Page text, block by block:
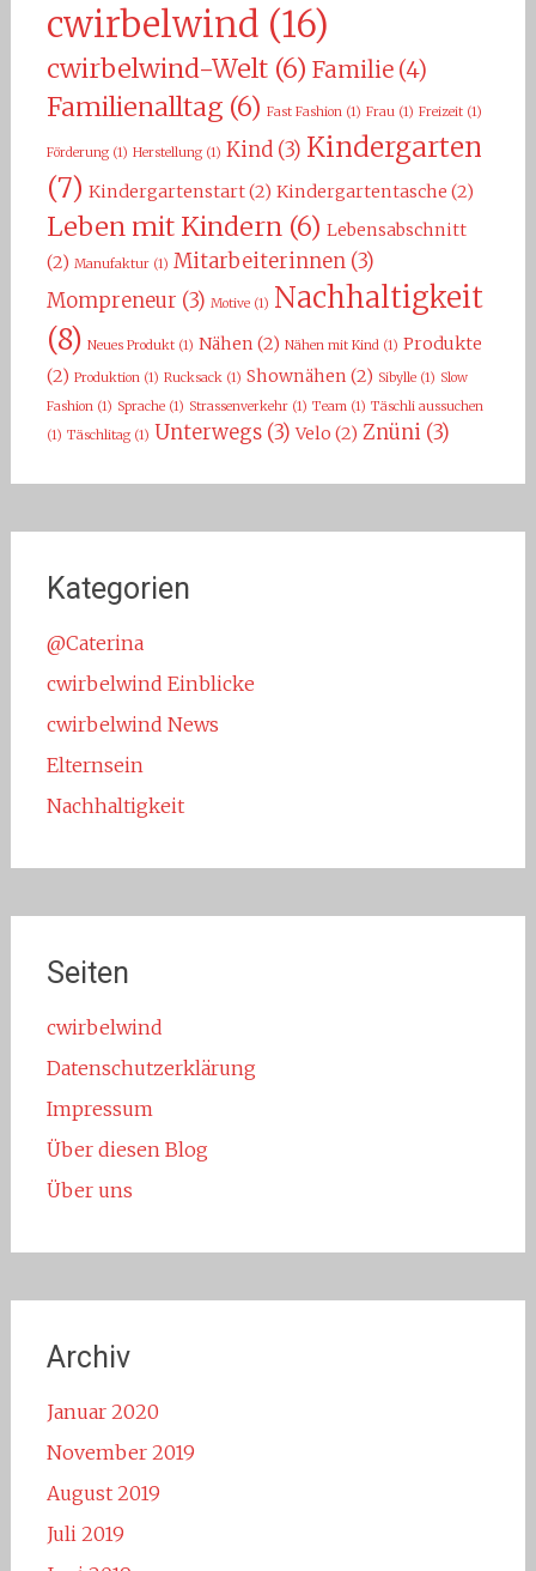
cwirbelwind (16)
cwirbelwind-Welt(6) Familie(4)
Familienalltag(6) Fast Fashion(1) Frau(1) Freizeit(1)
Förderung(1) Herstellung(1) Kind(3) Kindergarten
(7) Kindergartenstart(2) Kindergartentasche (2)
Leben mit Kindern(6) Lebensabschnitt
(2) Manufaktur(1) Mitarbeiterinnen(3)
Mompreneur (3) Motive(1) Nachhaltigkeit
(8) Neues Produkt(1) Nähen (2) Nähen mit Kind(1) Produkte
(2) Produktion(1) Rucksack(1) Shownähen (2) Sibylle(1) Slow
Fashion(1) Sprache(1) Strassenverkehr(1) Team(1) Täschli aussuchen
(1) Täschlitag(1) Unterwegs(3) Velo (2) Znüni(3)
Kategorien
@Caterina
cwirbelwind Einblicke
cwirbelwind News
Elternsein
Nachhaltigkeit
Seiten
cwirbelwind
Datenschutzerklärung
Impressum
Über diesen Blog
Über uns
Archiv
Januar 2020
November 2019
August 2019
Juli 2019